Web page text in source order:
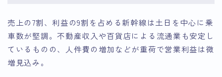
売上の7割、利益の9割を占める新幹線は土日を中心に乗
車数が堅調。不動産収入や百貨店による流通業も安定し
ているものの、人件費の増加などが重荷で営業利益は微
増見込み。